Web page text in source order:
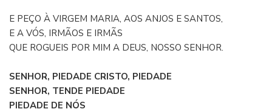
E PEÇO À VIRGEM MARIA, AOS ANJOS E SANTOS,
E A VÓS, IRMÃOS E IRMÃS
QUE ROGUEIS POR MIM A DEUS, NOSSO SENHOR.
SENHOR, PIEDADE CRISTO, PIEDADE
SENHOR, TENDE PIEDADE
PIEDADE DE NÓS